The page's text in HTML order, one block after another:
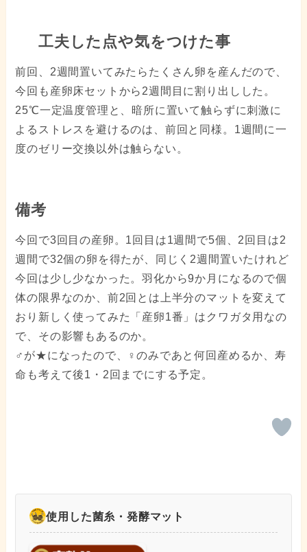
工夫した点や気をつけた事
前回、2週間置いてみたらたくさん卵を産んだので、
今回も産卵床セットから2週間目に割り出しした。
25℃一定温度管理と、暗所に置いて触らずに刺激に
よるストレスを避けるのは、前回と同様。1週間に一
度のゼリー交換以外は触らない。
備考
今回で3回目の産卵。1回目は1週間で5個、2回目は2
週間で32個の卵を得たが、同じく2週間置いたけれど
今回は少し少なかった。羽化から9か月になるので個
体の限界なのか、前2回とは上半分のマットを変えて
おり新しく使ってみた「産卵1番」はクワガタ用なの
で、その影響もあるのか。
♂が★になったので、♀のみであと何回産めるか、寿
命も考えて後1・2回までにする予定。
使用した菌糸・発酵マット